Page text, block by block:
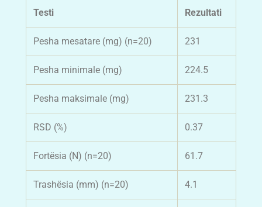
Testi Rezultati
Pesha mesatare (mg) (n=20) 231
Pesha minimale (mg) 224.5
Pesha maksimale (mg) 231.3
RSD (%) 0.37
Fortësia (N) (n=20) 61.7
Trashësia (mm) (n=20) 4.1